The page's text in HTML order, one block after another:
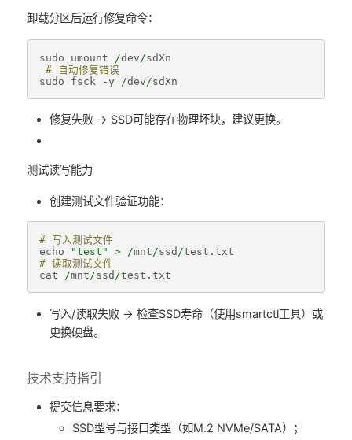
卸载分区后运行修复命令：
sudo umount /dev /sdXn
# 自动修复错误
sudo
fsck -y /dev /sdXn
修复失败 → SSD可能存在物理坏块，建议更换。
测试读写能力
创建测试文件验证功能：
# 写入测试文件
echo
"test" > /mnt /ssd /test . txt
# 读取测试文件
cat
/mnt /ssd /test . txt
写入/读取失败 → 检查SSD寿命（使用smartctl工具）或
更换硬盘。
技术支持指引
提交信息要求：
SSD型号与接口类型（如M.2 NVMe/SATA）；